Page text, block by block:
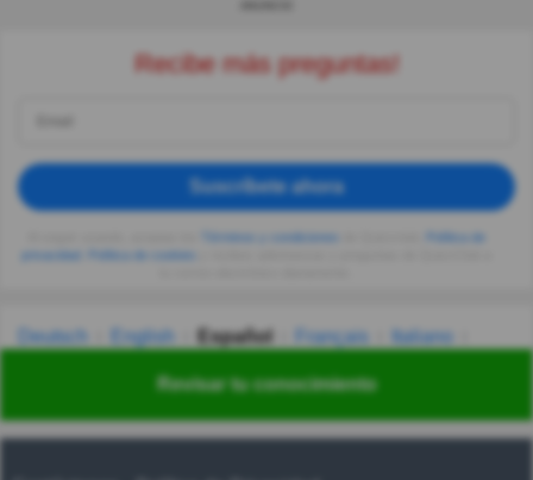
Revisar tu conocimiento
Recibe más preguntas!
Suscríbete ahora
privacidad
Deutsch English Español Français
Italiano
Українська हिन्दी 한국어 汉语